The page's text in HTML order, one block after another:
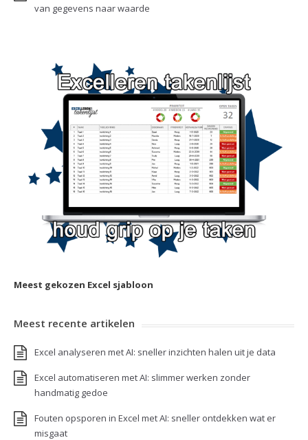
van gegevens naar waarde
Meest gekozen Excel sjabloon
Meest recente artikelen
Excel analyseren met AI: sneller inzichten halen uit je data
Excel automatiseren met AI: slimmer werken zonder
handmatig gedoe
Fouten opsporen in Excel met AI: sneller ontdekken wat er
misgaat